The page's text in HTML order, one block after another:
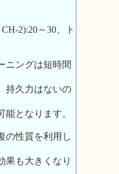
2):20～30、ト
ニングは短時間
持久力はないの
となります。
の性質を利用し
果も大きくなり